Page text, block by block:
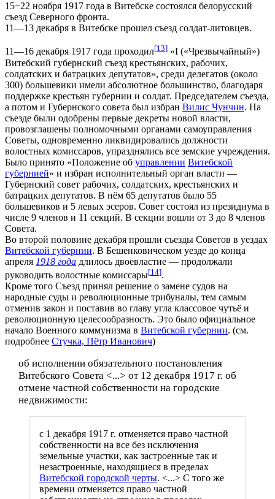
15−22 ноября 1917 года в Витебске состоялся белорусский
съезд Северного фронта.
11—13 декабря в Витебске прошел съезд солдат-литовцев.
11—16 декабря 1917 года проходил[13] «I («Чрезвычайный»)
Витебский губернский съезд крестьянских, рабочих,
солдатских и батрацких депутатов», среди делегатов (около
300) большевики имели абсолютное большинство, благодаря
поддержке крестьян губернии и солдат. Председателем съезда,
а потом и Губернского совета был избран Вилис Чунчин. На
съезде были одобрены первые декреты новой власти,
провозглашены полномочными органами самоуправления
Советы, одновременно ликвидировались должности
волостных комиссаров, упразднялись все земские учреждения.
Было принято «Положение об управлении Витебской
губернией» и избран исполнительный орган власти —
Губернский совет рабочих, солдатских, крестьянских и
батрацких депутатов. В нём 65 депутатов было 55
большевиков и 5 левых эсеров. Совет состоял из президиума в
числе 9 членов и 11 секций. В секции вошли от 3 до 8 членов
Совета.
Во второй половине декабря прошли съезды Советов в уездах
Витебской губернии. В Бешенковическом уезде до конца
апреля 1918 года длилось двоевластие — продолжали
руководить волостные комиссары[14].
Кроме того Съезд принял решение о замене судов на
народные суды и революционные трибуналы, тем самым
отменив закон и поставив во главу угла классовое чутьё и
революционную целесообразность. Это было официальное
начало Военного коммунизма в Витебской губернии. (см.
подробнее Стучка, Пётр Иванович)
об исполнении обязательного постановления
Витебского Совета <...> от 12 декабря 1917 г. об
отмене частной собственности на городские
недвижимости:
с 1 декабря 1917 г. отменяется право частной
собственности на все без исключения
земельные участки, как застроенные так и
незастроенные, находящиеся в пределах
Витебской городской черты. <...> С того же
времени отменяется право частной